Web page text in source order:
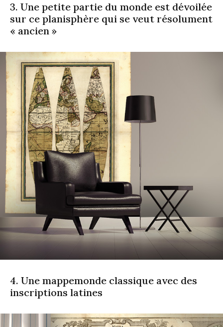
3. Une petite partie du monde est dévoilée
sur ce planisphère qui se veut résolument
« ancien »
4. Une mappemonde classique avec des
inscriptions latines